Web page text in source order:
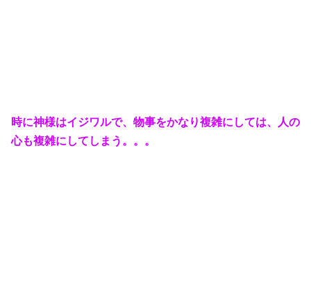
時に神様はイジワルで、物事をかなり複雑にしては、人の
心も複雑にしてしまう。。。